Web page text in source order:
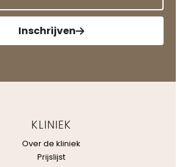
Inschrijven
KLINIEK
Over de kliniek
Prijslijst